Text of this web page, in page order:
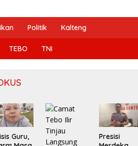
Politik Kalteng
TEBO TNI
Guru,
Presisi